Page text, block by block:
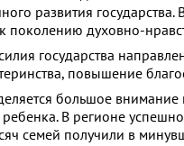
развития
поколению духовно-
государства
повышение
большое
В регионе
семей получили в